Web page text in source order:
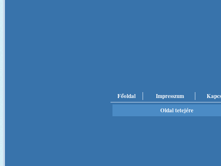
Főoldal Impresszum
Oldal tetejére